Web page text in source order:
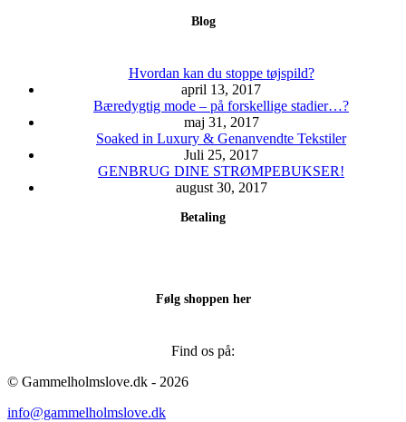
Blog
Hvordan kan du stoppe tøjspild?
april 13, 2017
Bæredygtig mode – på forskellige stadier…?
maj 31, 2017
Soaked in Luxury & Genanvendte Tekstiler
Juli 25, 2017
GENBRUG DINE STRØMPEBUKSER!
august 30, 2017
Betaling
Følg shoppen her
Find os på:
© Gammelholmslove.dk - 2026
info@gammelholmslove.dk